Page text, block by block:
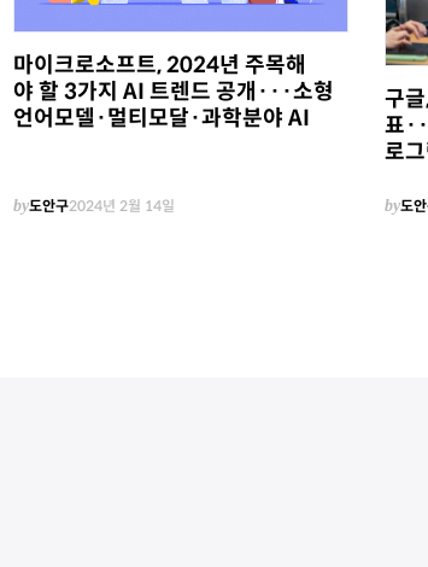
마이크로소프트, 2024년 주목해
야 할 3가지 AI 트렌드 공개···소형
언어모델·멀티모달·과학분야 AI
by도안구2024년 2월 14일
구
표
로
by도